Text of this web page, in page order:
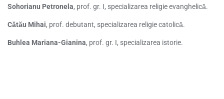
Sohorianu Petronela, prof. gr. I, specializarea religie evanghelică.
Cătău Mihai, prof. debutant, specializarea religie catolică.
Buhlea Mariana-Gianina, prof. gr. I, specializarea istorie.